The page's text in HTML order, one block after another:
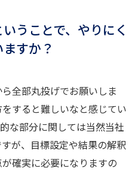
うことで、やりにく
すか？
全部丸投げでお願いしま
すると難しいなと感じてい
な部分に関しては当然当社
が、目標設定や結果の解釈
確実に必要になりますの